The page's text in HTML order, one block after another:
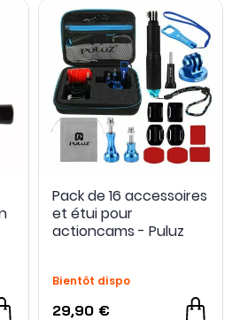
Pack de 16 accessoires
et étui pour
actioncams - Puluz
Bientôt dispo
29,90 €